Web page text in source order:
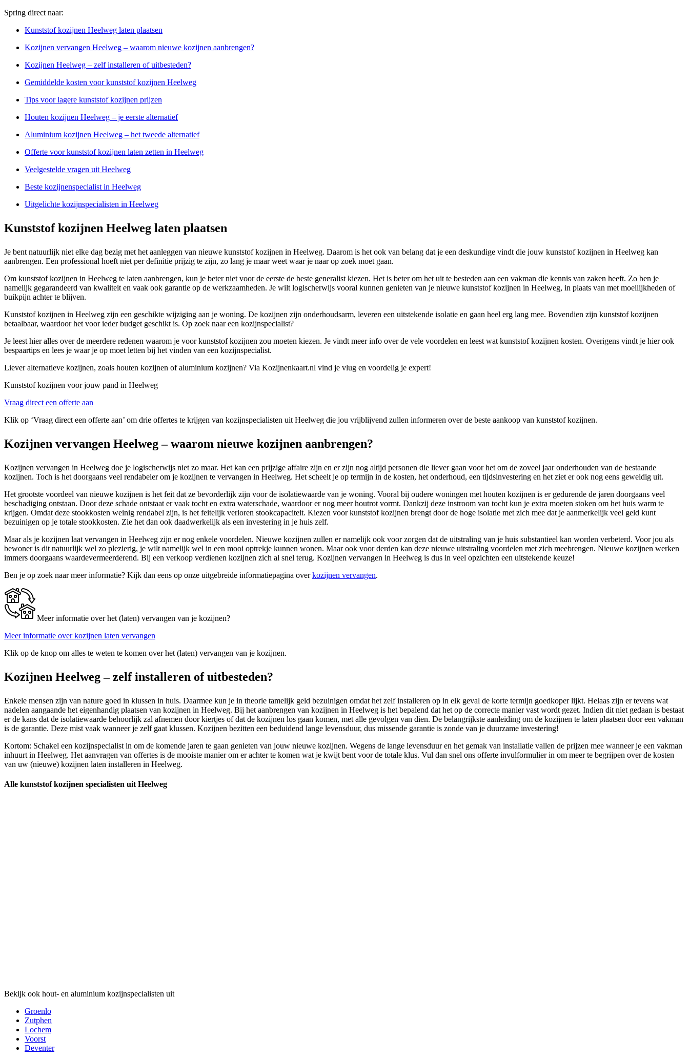
Spring direct naar:
Kunststof kozijnen Heelweg laten plaatsen
Kozijnen vervangen Heelweg – waarom nieuwe kozijnen aanbrengen?
Kozijnen Heelweg – zelf installeren of uitbesteden?
Gemiddelde kosten voor kunststof kozijnen Heelweg
Tips voor lagere kunststof kozijnen prijzen
Houten kozijnen Heelweg – je eerste alternatief
Aluminium kozijnen Heelweg – het tweede alternatief
Offerte voor kunststof kozijnen laten zetten in Heelweg
Veelgestelde vragen uit Heelweg
Beste kozijnenspecialist in Heelweg
Uitgelichte kozijnspecialisten in Heelweg
Kunststof kozijnen Heelweg laten plaatsen
Je bent natuurlijk niet elke dag bezig met het aanleggen van nieuwe kunststof kozijnen in Heelweg. Daarom is het ook van belang dat je een deskundige vindt die jouw kunststof kozijnen in Heelweg kan
aanbrengen. Een professional hoeft niet per definitie prijzig te zijn, zo lang je maar weet waar je naar op zoek moet gaan.
Om kunststof kozijnen in Heelweg te laten aanbrengen, kun je beter niet voor de eerste de beste generalist kiezen. Het is beter om het uit te besteden aan een vakman die kennis van zaken heeft. Zo ben je
namelijk gegarandeerd van kwaliteit en vaak ook garantie op de werkzaamheden. Je wilt logischerwijs vooral kunnen genieten van je nieuwe kunststof kozijnen in Heelweg, in plaats van met moeilijkheden of
buikpijn achter te blijven.
Kunststof kozijnen in Heelweg zijn een geschikte wijziging aan je woning. De kozijnen zijn onderhoudsarm, leveren een uitstekende isolatie en gaan heel erg lang mee. Bovendien zijn kunststof kozijnen
betaalbaar, waardoor het voor ieder budget geschikt is. Op zoek naar een kozijnspecialist?
Je leest hier alles over de meerdere redenen waarom je voor kunststof kozijnen zou moeten kiezen. Je vindt meer info over de vele voordelen en leest wat kunststof kozijnen kosten. Overigens vindt je hier ook
bespaartips en lees je waar je op moet letten bij het vinden van een kozijnspecialist.
Liever alternatieve kozijnen, zoals houten kozijnen of aluminium kozijnen? Via Kozijnenkaart.nl vind je vlug en voordelig je expert!
Kunststof kozijnen voor jouw pand in Heelweg
Vraag direct een offerte aan
Klik op ‘Vraag direct een offerte aan’ om drie offertes te krijgen van kozijnspecialisten uit Heelweg die jou vrijblijvend zullen informeren over de beste aankoop van kunststof kozijnen.
Kozijnen vervangen Heelweg – waarom nieuwe kozijnen aanbrengen?
Kozijnen vervangen in Heelweg doe je logischerwijs niet zo maar. Het kan een prijzige affaire zijn en er zijn nog altijd personen die liever gaan voor het om de zoveel jaar onderhouden van de bestaande
kozijnen. Toch is het doorgaans veel rendabeler om je kozijnen te vervangen in Heelweg. Het scheelt je op termijn in de kosten, het onderhoud, een tijdsinvestering en het ziet er ook nog eens geweldig uit.
Het grootste voordeel van nieuwe kozijnen is het feit dat ze bevorderlijk zijn voor de isolatiewaarde van je woning. Vooral bij oudere woningen met houten kozijnen is er gedurende de jaren doorgaans veel
beschadiging ontstaan. Door deze schade ontstaat er vaak tocht en extra waterschade, waardoor er nog meer houtrot vormt. Dankzij deze instroom van tocht kun je extra moeten stoken om het huis warm te
krijgen. Omdat deze stookkosten weinig rendabel zijn, is het feitelijk verloren stookcapaciteit. Kiezen voor kunststof kozijnen brengt door de hoge isolatie met zich mee dat je aanmerkelijk veel geld kunt
bezuinigen op je totale stookkosten. Zie het dan ook daadwerkelijk als een investering in je huis zelf.
Maar als je kozijnen laat vervangen in Heelweg zijn er nog enkele voordelen. Nieuwe kozijnen zullen er namelijk ook voor zorgen dat de uitstraling van je huis substantieel kan worden verbeterd. Voor jou als
bewoner is dit natuurlijk wel zo plezierig, je wilt namelijk wel in een mooi optrekje kunnen wonen. Maar ook voor derden kan deze nieuwe uitstraling voordelen met zich meebrengen. Nieuwe kozijnen werken
immers doorgaans waardevermeerderend. Bij een verkoop verdienen kozijnen zich al snel terug. Kozijnen vervangen in Heelweg is dus in veel opzichten een uitstekende keuze!
Ben je op zoek naar meer informatie? Kijk dan eens op onze uitgebreide informatiepagina overkozijnen vervangen.
Meer informatie over het (laten) vervangen van je kozijnen?
Meer informatie over kozijnen laten vervangen
Klik op de knop om alles te weten te komen over het (laten) vervangen van je kozijnen.
Kozijnen Heelweg – zelf installeren of uitbesteden?
Enkele mensen zijn van nature goed in klussen in huis. Daarmee kun je in theorie tamelijk geld bezuinigen omdat het zelf installeren op in elk geval de korte termijn goedkoper lijkt. Helaas zijn er tevens wat
nadelen aangaande het eigenhandig plaatsen van kozijnen in Heelweg. Bij het aanbrengen van kozijnen in Heelweg is het bepalend dat het op de correcte manier vast wordt gezet. Indien dit niet gedaan is bestaat
er de kans dat de isolatiewaarde behoorlijk zal afnemen door kiertjes of dat de kozijnen los gaan komen, met alle gevolgen van dien. De belangrijkste aanleiding om de kozijnen te laten plaatsen door een vakman
is de garantie. Deze mist vaak wanneer je zelf gaat klussen. Kozijnen bezitten een beduidend lange levensduur, dus missende garantie is zonde van je duurzame investering!
Kortom: Schakel een kozijnspecialist in om de komende jaren te gaan genieten van jouw nieuwe kozijnen. Wegens de lange levensduur en het gemak van installatie vallen de prijzen mee wanneer je een vakman
inhuurt in Heelweg. Het aanvragen van offertes is de mooiste manier om er achter te komen wat je kwijt bent voor de totale klus. Vul dan snel ons offerte invulformulier in om meer te begrijpen over de kosten
van uw (nieuwe) kozijnen laten installeren in Heelweg.
Alle kunststof kozijnen specialisten uit Heelweg
Bekijk ook hout- en aluminium kozijnspecialisten uit
Groenlo
Zutphen
Lochem
Voorst
Deventer